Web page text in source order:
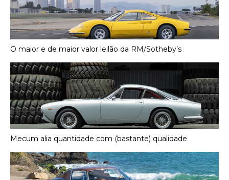
O maior e de maior valor leilão da RM/Sotheby’s
Mecum alia quantidade com (bastante) qualidade